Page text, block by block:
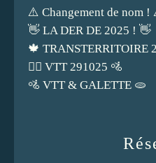
⚠️ Changement de nom !
👋 LA DER DE 2025 ! 👋
🍁 TRANSTERRITOIRE
🚵‍♀️ VTT 291025 🚵
🚵 VTT & GALETTE 🫓